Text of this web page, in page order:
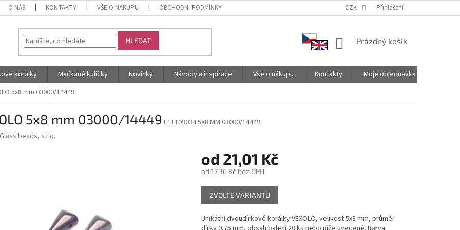
O NÁS KONTAKTY VŠE O NÁKUPU OBCHODNÍ PODMÍNKY PODMÍNKY OCHRANY OSOBNÍCH ÚDAJŮ SPOLUPRACUJEME
CZK Přihlášení
HLEDAT
NÁKUPNÍ
Prázdný košík
korálky Mačkané kuličky Novinky Návody a inspirace Vše o nákupu Kontakty
Moje objednávka
5x8 mm 03000/14449
5x8 mm 03000/14449 E11109034 5X8 MM 03000/14449
Glass beads, s.r.o.
od 21,01 Kč
od 17,36 Kčbez DPH
Měrná
cena:
ZVOLTE VARIANTU
Unikátní dvoudírkové korálky VEXOLO, velikost 5x8 mm, průměr